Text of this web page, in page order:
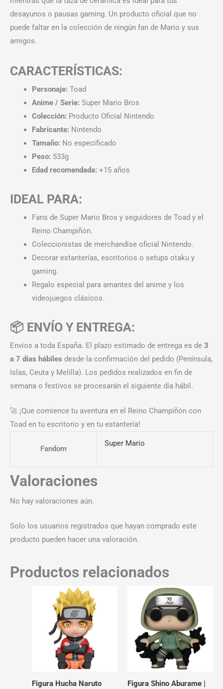
desayunos o pausas gaming. Un producto oficial que no
puede faltar en la colección de ningún fan de Mario y sus
amigos.
CARACTERÍSTICAS:
Personaje: Toad
Anime / Serie: Super Mario Bros
Colección: Producto Oficial Nintendo
Fabricante: Nintendo
Tamaño: No especificado
Peso: 533g
Edad recomendada: +15 años
IDEAL PARA:
Fans de Super Mario Bros y seguidores de Toad y el
Reino Champiñón.
Coleccionistas de merchandise oficial Nintendo.
Decorar estanterías, escritorios o setups otaku y
gaming.
Regalo especial para amantes del anime y los
videojuegos clásicos.
📦 ENVÍO Y ENTREGA:
Envíos a toda España. El plazo estimado de entrega es de 3
a 7 días hábiles desde la confirmación del pedido (Península,
Islas, Ceuta y Melilla). Los pedidos realizados en fin de
semana o festivos se procesarán el siguiente día hábil.
🚀 ¡Que comience tu aventura en el Reino Champiñón con
Toad en tu escritorio y en tu estantería!
Fandom
Super Mario
Valoraciones
No hay valoraciones aún.
Solo los usuarios registrados que hayan comprado este
producto pueden hacer una valoración.
Productos relacionados
Figura Hucha Naruto
Figura Shino Aburame |